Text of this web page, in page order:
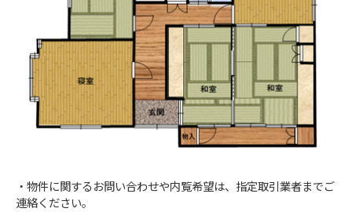
・物件に関するお問い合わせや内覧希望は、指定取引業者までご
連絡ください。